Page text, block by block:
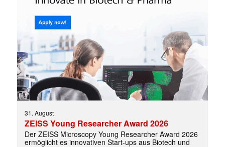
31. August
ZEISS Young Researcher Award 2026
Der ZEISS Microscopy Young Researcher Award 2026
ermöglicht es innovativen Start-ups aus Biotech und